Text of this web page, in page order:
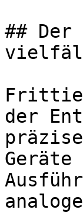
##
der
Geräte